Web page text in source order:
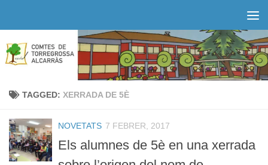
TAGGED: XERRADA DE 5È
NOVETATS 7 FEBRER, 2017
Els alumnes de 5è en una xerrada